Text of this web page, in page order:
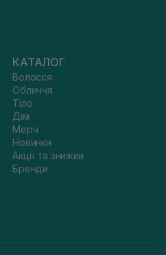
КАТАЛОГ
Волосся
Обличчя
Тіло
Дім
Мерч
Новинки
Акції та знижки
Бренди